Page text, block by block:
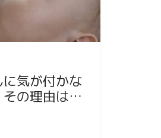
気が付かな
その理由は…